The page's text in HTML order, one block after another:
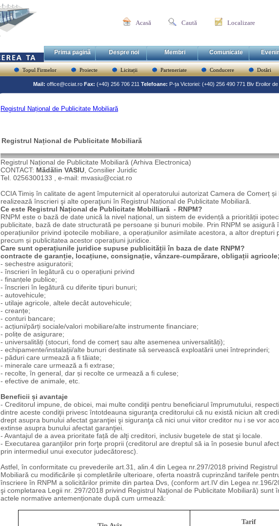
Acasă Caută Localizare
Prima pagină Despre noi Membri Comunicate
Topul Firmelor Proiecte Licitații Parteneriate Conducere Dotări
Mail: office@cciat.ro Fax: (+40) 256 706 211 Telefoane: P-ța Victoriei: (+40) 256 490 771 Blv Eroilor
Registrul Național de Publicitate Mobiliară
Registrul Național de Publicitate Mobiliară
Registrul Național de Publicitate Mobiliară (Arhiva Electronica)
CONTACT: Mădălin VASIU , Consilier Juridic
Tel. 0256300133 , e-mail: mvasiu@cciat.ro
CCIA Timiș în calitate de agent împuternicit al operatorului autorizat Camera de Comerț
realizează înscrieri şi alte operaţiuni în Registrul Național de Publicitate Mobiliară.
Ce este Registrul Național de Publicitate Mobilliară - RNPM?
RNPM este o bază de date unică la nivel național, un sistem de evidență a priorității
publicitate, bază de date structurată pe persoane și bunuri mobile. Prin RNPM se asigură
operațiunilor privind ipotecile mobiliare, a operațiunilor asimilate acestora, a altor drepturi
precum și publicitatea acestor operațiuni juridice.
Care sunt operațiunile juridice supuse publicității în baza de date RNPM?
contracte de garanție, locațiune, consignație, vânzare-cumpărare, obligații agricole;
- sechestre asiguratorii;
- înscrieri în legătură cu o operațiuni privind
- finanțele publice;
- înscrieri în legătură cu diferite tipuri bunuri;
- autovehicule;
- utilaje agricole, altele decât autovehicule;
- creanțe;
- conturi bancare;
- acțiuni/părți sociale/valori mobiliare/alte instrumente financiare;
- polițe de asigurare;
- universalități (stocuri, fond de comerț sau alte asemenea universalități);
- echipamente/instalații/alte bunuri destinate să servească exploatării unei întreprinderi;
- păduri care urmează a fi tăiate;
- minerale care urmează a fi extrase;
- recolte, în general, dar și recolte ce urmează a fi culese;
- efective de animale, etc.
Beneficii și avantaje
- Creditorul impune, de obicei, mai multe condiţii pentru beneficiarul împrumutului,
dintre aceste condiţii privesc întotdeauna siguranţa creditorului că nu există niciun alt
drept asupra bunului afectat garanţiei şi siguranţa că nici unui viitor creditor nu i se vor
extinse asupra bunului afectat garanţiei.
- Avantajul de a avea prioritate față de alţi creditori, inclusiv bugetele de stat şi locale.
- Executarea garanţiilor prin forţe proprii (creditorul are dreptul să ia în posesie bunul
prin intermediul unui executor judecătoresc).
Astfel, în conformitate cu prevederile art.31, alin.4 din Legea nr.297/2018 privind
Mobiliară cu modificările și completările ulterioare, oferta noastră cuprinzând tarifele
înscriere în RNPM a solicitărilor primite din partea Dvs, (conform art.IV din Legea nr.196/
şi completarea Legii nr. 297/2018 privind Registrul Naţional de Publicitate Mobiliară) sunt
actele normative antemenționate după cum urmează:
Tarif